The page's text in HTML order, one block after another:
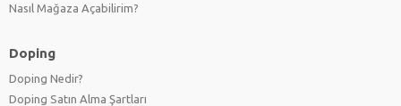
Nasıl Mağaza Açabilirim?
Doping
Doping Nedir?
Doping Satın Alma Şartları